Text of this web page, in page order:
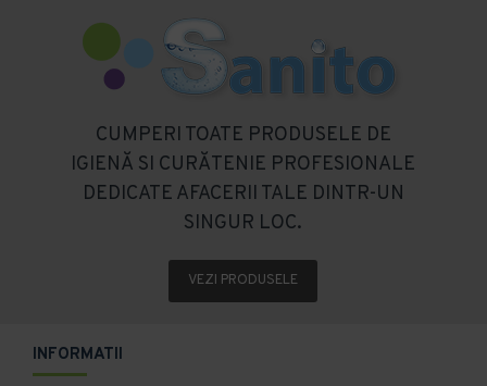
CUMPERI TOATE PRODUSELE DE
IGIENĂ SI CURĂTENIE PROFESIONALE
DEDICATE AFACERII TALE DINTR-UN
SINGUR LOC.
VEZI PRODUSELE
INFORMATII